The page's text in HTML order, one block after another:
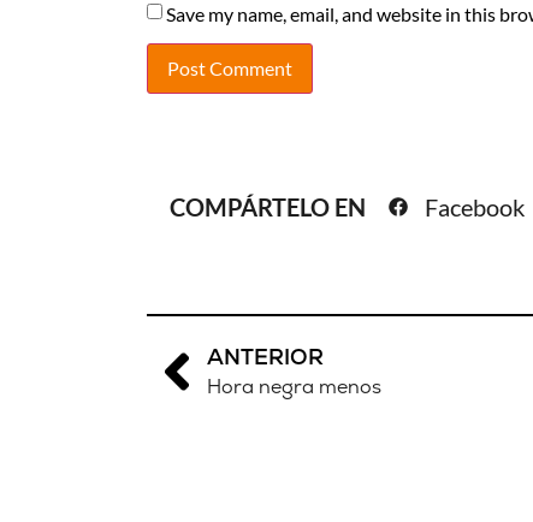
Save my name, email, and website in this
COMPÁRTELO EN Facebook
ANTERIOR
Hora negra menos